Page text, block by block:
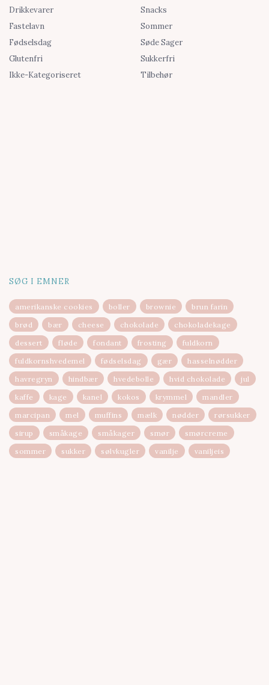
Drikkevarer
Fastelavn
Fødselsdag
Glutenfri
Ikke-Kategoriseret
Snacks
Sommer
Søde Sager
Sukkerfri
Tilbehør
SØG I EMNER
amerikanske cookies boller brownie
brun farin
brød
bær cheese chokolade
chokoladekage
dessert
fløde fondant frosting
fuldkorn
fuldkornshvedemel
fødselsdag gær
hasselnødder
havregryn
hindbær hvedebolle hvid chokolade
jul
kaffe
kage kanel kokos krymmel
mandler
marcipan
mel muffins mælk nødder
rørsukker
sirup
småkage småkager smør
smørcreme
sommer
sukker sølvkugler vanilje vaniljeis